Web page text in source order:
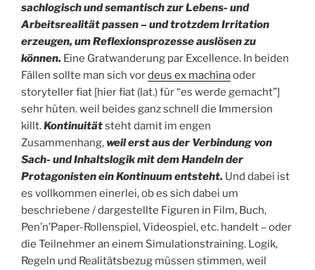
sachlogisch und semantisch zur Lebens- und
Arbeitsrealität passen – und trotzdem Irritation
erzeugen, um Reflexionsprozesse auslösen zu
können. Eine Gratwanderung par Excellence. In beiden
Fällen sollte man sich vordeus ex machinaoder
storyteller fiat [hier fiat (lat.) für “es werde gemacht”]
sehr hüten. weil beides ganz schnell die Immersion
killt.Kontinuitätsteht damit im engen
Zusammenhang,weil erst aus der Verbindung von
Sach- und Inhaltslogik mit dem Handeln der
Protagonisten ein Kontinuum entsteht. Und dabei ist
es vollkommen einerlei, ob es sich dabei um
beschriebene / dargestellte Figuren in Film, Buch,
Pen’n’Paper-Rollenspiel, Videospiel, etc. handelt – oder
die Teilnehmer an einem Simulationstraining. Logik,
Regeln und Realitätsbezug müssen stimmen, weil